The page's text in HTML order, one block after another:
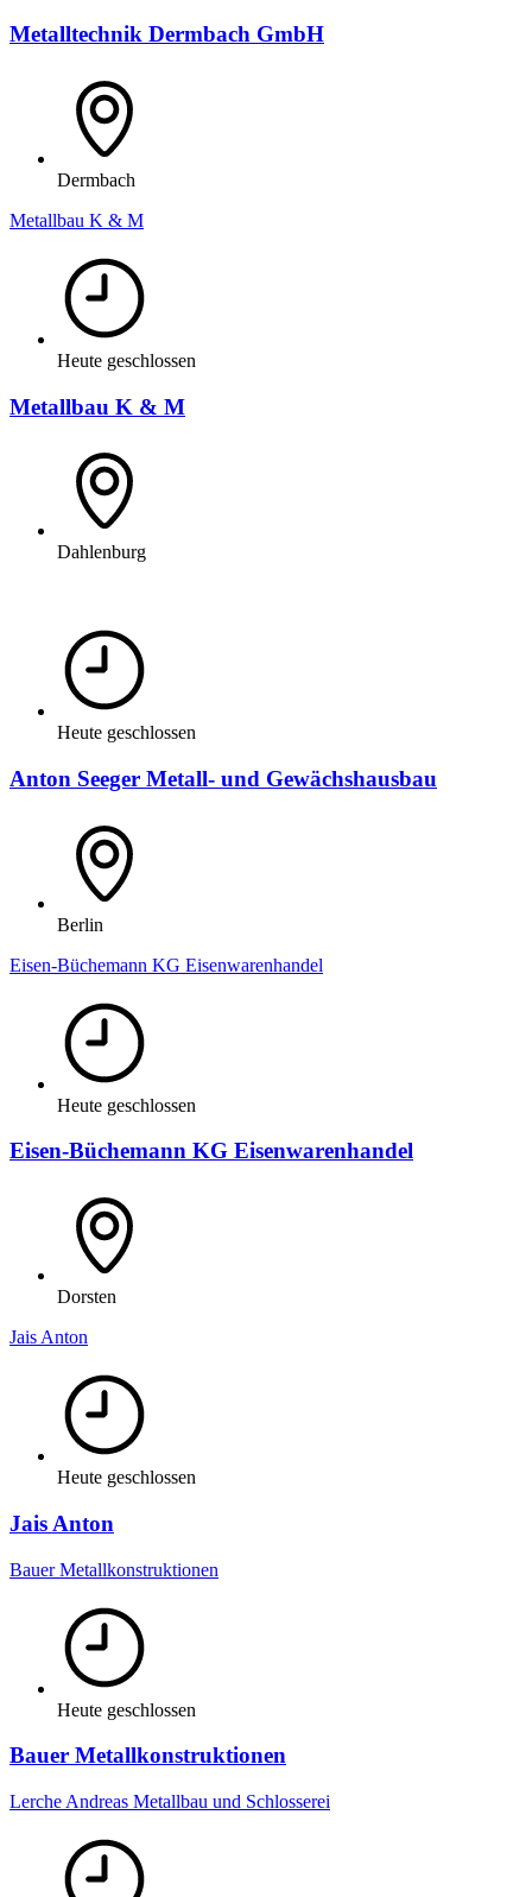
Metalltechnik Dermbach GmbH
Dermbach
Metallbau K & M
Heute geschlossen
Metallbau K & M
Dahlenburg
Heute geschlossen
Anton Seeger Metall- und Gewächshausbau
Berlin
Eisen-Büchemann KG Eisenwarenhandel
Heute geschlossen
Eisen-Büchemann KG Eisenwarenhandel
Dorsten
Jais Anton
Heute geschlossen
Jais Anton
Bauer Metallkonstruktionen
Heute geschlossen
Bauer Metallkonstruktionen
Lerche Andreas Metallbau und Schlosserei